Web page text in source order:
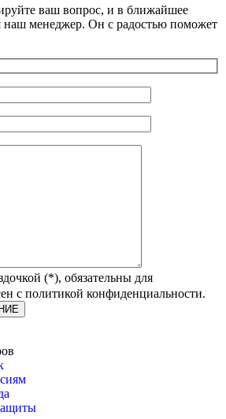
ваш вопрос, и в ближайшее
наш менеджер. Он с радостью поможет
(*), обязательны для
с политикой конфиденциальности.